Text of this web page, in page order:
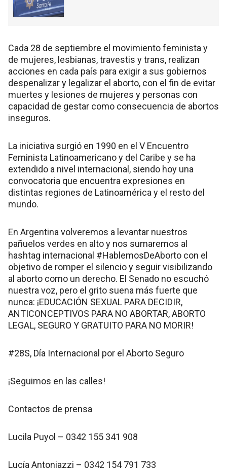
Cada 28 de septiembre el movimiento feminista y
de mujeres, lesbianas, travestis y trans, realizan
acciones en cada país para exigir a sus gobiernos
despenalizar y legalizar el aborto, con el fin de evitar
muertes y lesiones de mujeres y personas con
capacidad de gestar como consecuencia de abortos
inseguros.
La iniciativa surgió en 1990 en el V Encuentro
Feminista Latinoamericano y del Caribe y se ha
extendido a nivel internacional, siendo hoy una
convocatoria que encuentra expresiones en
distintas regiones de Latinoamérica y el resto del
mundo.
En Argentina volveremos a levantar nuestros
pañuelos verdes en alto y nos sumaremos al
hashtag internacional #HablemosDeAborto con el
objetivo de romper el silencio y seguir visibilizando
al aborto como un derecho. El Senado no escuchó
nuestra voz, pero el grito suena más fuerte que
nunca: ¡EDUCACIÓN SEXUAL PARA DECIDIR,
ANTICONCEPTIVOS PARA NO ABORTAR, ABORTO
LEGAL, SEGURO Y GRATUITO PARA NO MORIR!
#28S, Día Internacional por el Aborto Seguro
¡Seguimos en las calles!
Contactos de prensa
Lucila Puyol – 0342 155 341 908
Lucía Antoniazzi – 0342 154 791 733